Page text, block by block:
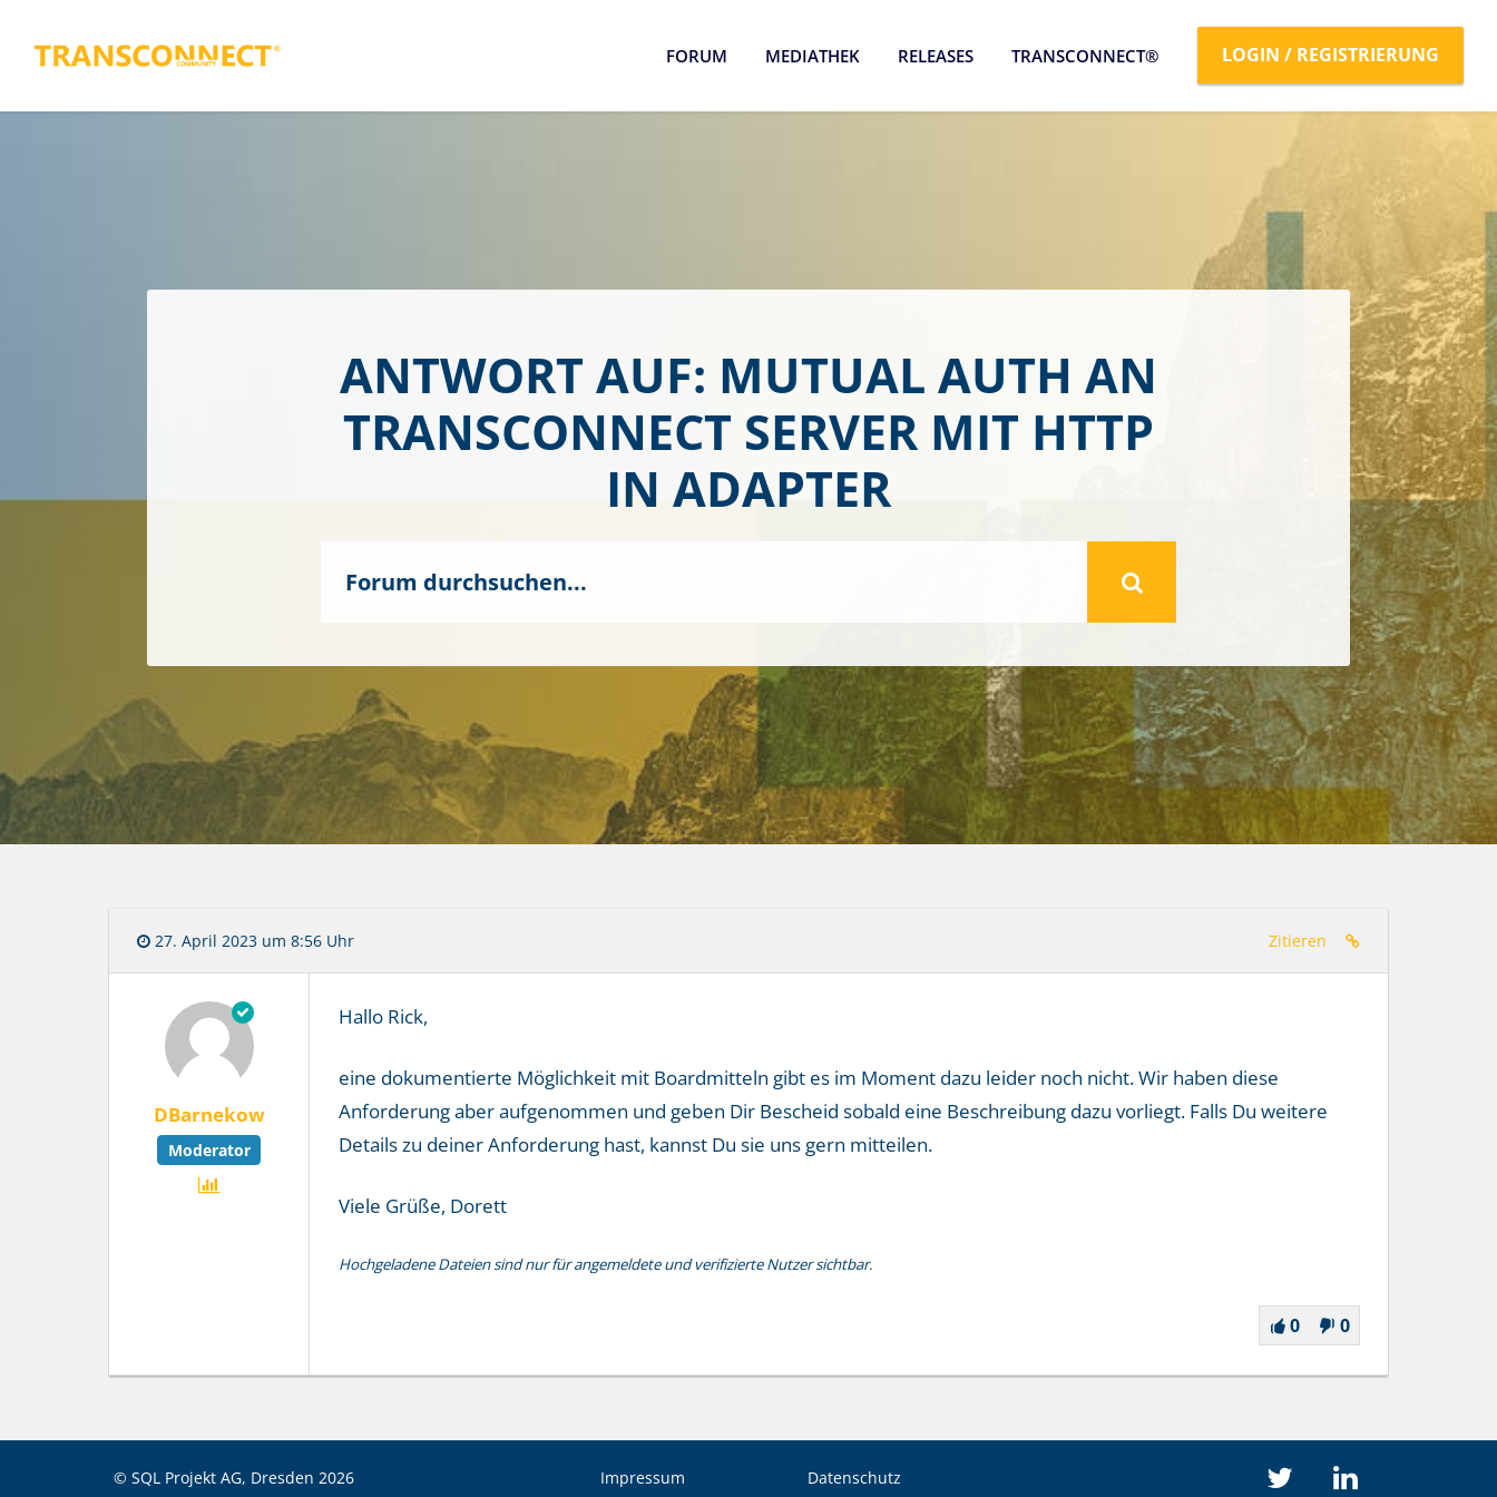
FORUM MEDIATHEK RELEASES TRANSCONNECT® LOGIN / REGISTRIERUNG
ANTWORT AUF: MUTUAL AUTH AN
TRANSCONNECT SERVER MIT HTTP
IN ADAPTER
27. April 2023 um 8:56 Uhr Zitieren
DBarnekow
Moderator
Hallo Rick,
eine dokumentierte Möglichkeit mit Boardmitteln gibt es im Moment dazu leider noch nicht. Wir haben diese
Anforderung aber aufgenommen und geben Dir Bescheid sobald eine Beschreibung dazu vorliegt. Falls Du weitere
Details zu deiner Anforderung hast, kannst Du sie uns gern mitteilen.
Viele Grüße, Dorett
Hochgeladene Dateien sind nur für angemeldete und verifizierte Nutzer sichtbar.
0 0
© SQL Projekt AG, Dresden 2026 Impressum Datenschutz